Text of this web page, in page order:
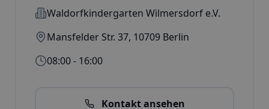
Waldorfkindergarten Wilmersdorf e.V.
Mansfelder Str. 37, 10709 Berlin
08:00 - 16:00
Kontakt ansehen